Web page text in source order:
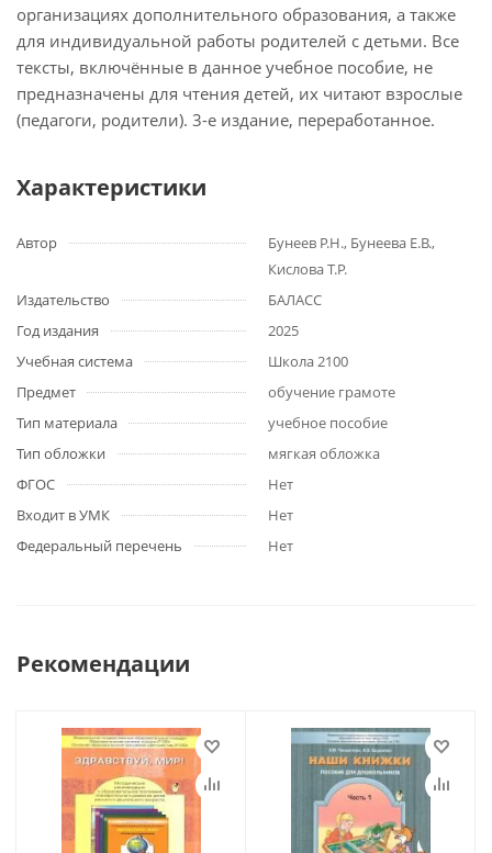
организациях дополнительного образования, а также
для индивидуальной работы родителей с детьми. Все
тексты, включённые в данное учебное пособие, не
предназначены для чтения детей, их читают взрослые
(педагоги, родители). 3-е издание, переработанное.
Характеристики
Автор
Бунеев Р.Н., Бунеева Е.В.,
Кислова Т.Р.
Издательство
БАЛАСС
Год издания
2025
Учебная система
Школа 2100
Предмет
обучение грамоте
Тип материала
учебное пособие
Тип обложки
мягкая обложка
ФГОС
Нет
Входит в УМК
Нет
Федеральный перечень
Нет
Рекомендации